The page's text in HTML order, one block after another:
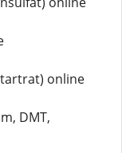
online
DMT,